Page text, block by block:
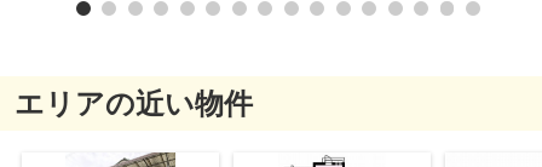
エリアの近い物件